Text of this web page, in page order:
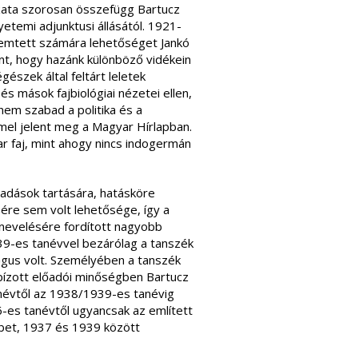
szorosan összefügg Bartucz
adjunktusi állásától. 1921-
számára lehetőséget Jankó
hogy hazánk különböző vidékein
által feltárt leletek
mások fajbiológiai nézetei ellen,
szabad a politika és a
jelent meg a Magyar Hírlapban.
faj, mint ahogy nincs indogermán
tartására, hatásköre
sem volt lehetősége, így a
fordított nagyobb
es tanévvel bezárólag a tanszék
volt. Személyében a tanszék
előadói minőségben Bartucz
az 1938/1939-es tanévig
es tanévtől ugyancsak az említett
1937 és 1939 között